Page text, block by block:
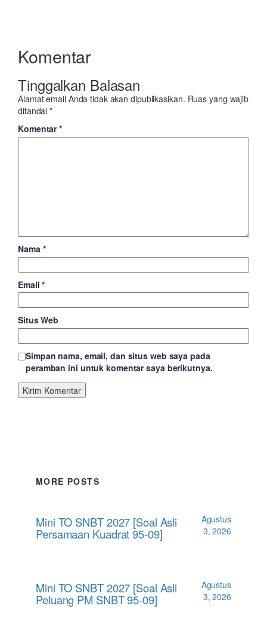
Komentar
Tinggalkan Balasan
Alamat email Anda tidak akan dipublikasikan. Ruas yang wajib
ditandai*
Komentar*
Nama *
Email*
Situs Web
Simpan nama, email, dan situs web saya pada
peramban ini untuk komentar saya berikutnya.
MORE POSTS
Mini TO SNBT 2027 [Soal Asli
Persamaan Kuadrat 95-09]
Agustus
3, 2026
Mini TO SNBT 2027 [Soal Asli
Peluang PM SNBT 95-09]
Agustus
3, 2026